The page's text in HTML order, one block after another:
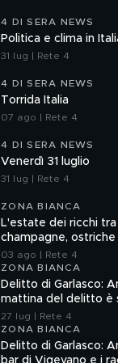
4 DI SERA NEWS
Politica e clima in
31 lug | Rete 4
4 DI SERA NEWS
Torrida Italia
07 ago | Rete 4
4 DI SERA NEWS
Venerdì 31 luglio
31 lug | Rete 4
ZONA BIANCA
L'estate dei ricchi
champagne,
03 ago | Rete 4
ZONA BIANCA
Delitto di Garlasco:
mattina del delitto è
27 lug | Rete 4
ZONA BIANCA
Delitto di Garlasco:
bar di Vigevano e i